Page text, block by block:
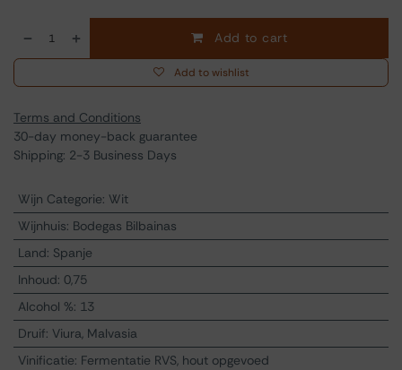
Add to cart
Add to wishlist
Terms and Conditions
30-day money-back guarantee
Shipping: 2-3 Business Days
Wijn Categorie: Wit
Wijnhuis: Bodegas Bilbainas
Land: Spanje
Inhoud: 0,75
Alcohol %: 13
Druif: Viura, Malvasia
Vinificatie: Fermentatie RVS, hout opgevoed